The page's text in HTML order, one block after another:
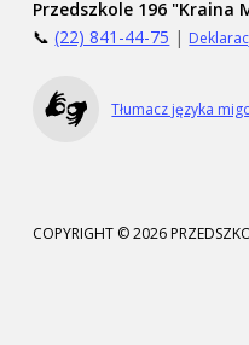
Przedszkole 196 "Kraina
📞(22) 841-44-75 |
Tłumacz języka
COPYRIGHT © 2026